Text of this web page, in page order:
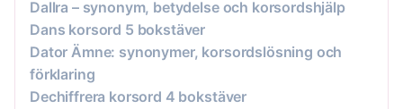
Dallra – synonym, betydelse och korsordshjälp
Dans korsord 5 bokstäver
Dator Ämne: synonymer, korsordslösning och
förklaring
Dechiffrera korsord 4 bokstäver